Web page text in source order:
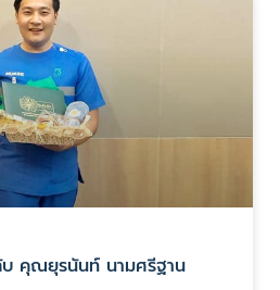
คุณยุรนันท์ นามศรีฐาน